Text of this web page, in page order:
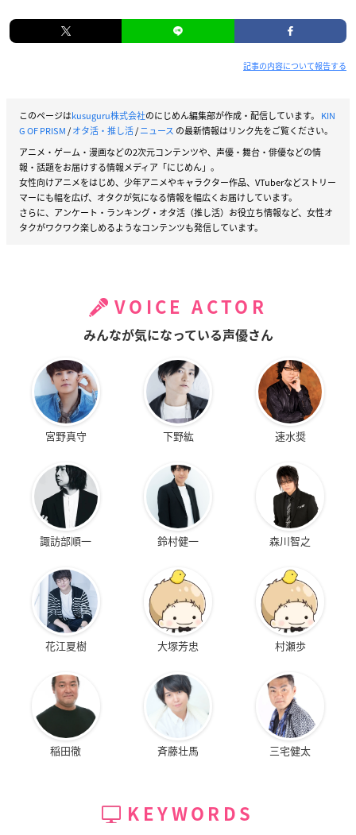
記事の内容について報告する
このページはkusuguru株式会社のにじめん編集部が作成・配信しています。 KIN
G OF PRISM/オタ活・推し活/ニュース の最新情報はリンク先をご覧ください。
アニメ・ゲーム・漫画などの2次元コンテンツや、声優・舞台・俳優などの情
報・話題をお届けする情報メディア「にじめん」。
女性向けアニメをはじめ、少年アニメやキャラクター作品、VTuberなどストリー
マーにも幅を広げ、オタクが気になる情報を幅広くお届けしています。
さらに、アンケート・ランキング・オタ活（推し活）お役立ち情報など、女性オ
タクがワクワク楽しめるようなコンテンツも発信しています。
VOICE ACTOR
みんなが気になっている声優さん
宮野真守 下野紘 速水奨
諏訪部順一 鈴村健一 森川智之
花江夏樹 大塚芳忠 村瀬歩
稲田徹 斉藤壮馬 三宅健太
KEYWORDS